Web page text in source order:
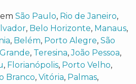
São Paulo, Rio de Janeiro,
, Belo Horizonte, Manaus,
, Belém, Porto Alegre, São
, Teresina,João Pessoa,
, Florianópolis, Porto Velho,
Branco, Vitória, Palmas,